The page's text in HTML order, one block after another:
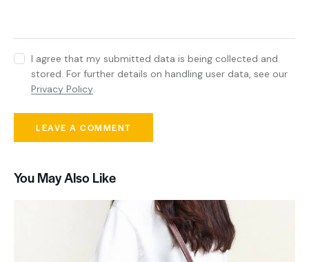
I agree that my submitted data is being collected and
stored. For further details on handling user data, see our
Privacy Policy
You May Also Like